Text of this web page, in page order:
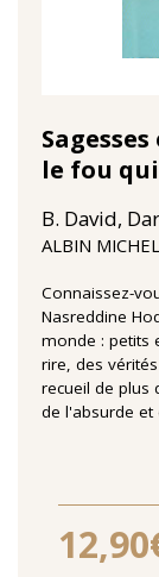
le fou
B. David,
ALBIN MICHEL
Connaissez-
Nasreddine
monde : petits
rire, des
recueil de plus
de l'absurde et